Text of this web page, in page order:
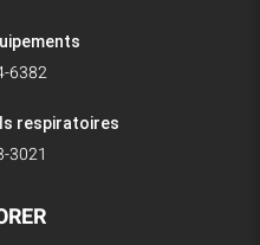
6382
respiratoires
3021